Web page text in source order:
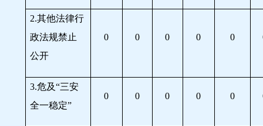
2.其他法律行
政法规禁止
公开
0 0 0 0 0
3.危及“三安
全一稳定”
0 0 0 0 0